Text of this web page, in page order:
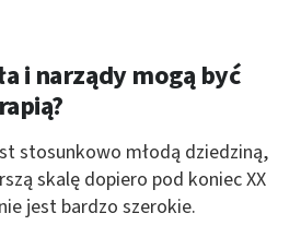
i narządy mogą być
stosunkowo młodą dziedziną,
skalę dopiero pod koniec XX
jest bardzo szerokie.